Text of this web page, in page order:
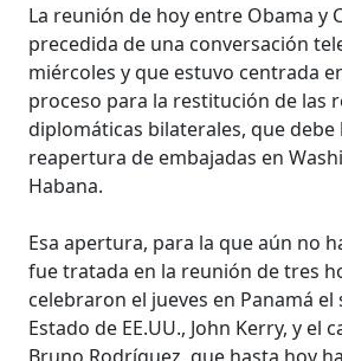
La reunión de hoy entre Obama y
precedida de una conversación
miércoles y que estuvo centrada
proceso para la restitución de las
diplomáticas bilaterales, que debe
reapertura de embajadas en
Habana.
Esa apertura, para la que aún no
fue tratada en la reunión de tres
celebraron el jueves en Panamá
Estado de EE.UU., John Kerry, y el